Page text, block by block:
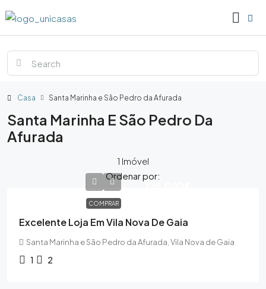
Casa Santa Marinha e São Pedro da Afurada
Santa Marinha E São Pedro Da
Afurada
1 Imóvel
Ordenar por:
COMPRAR
Excelente Loja Em Vila Nova De Gaia
Santa Marinha e São Pedro da Afurada, Vila Nova de Gaia
1 2